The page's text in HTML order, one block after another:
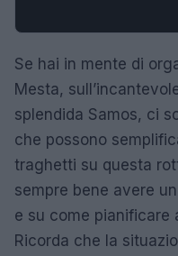
Se hai in mente di
Mesta,
splendida Samos, ci
che possono
traghetti su questa
sempre bene avere
e su come pianificare
Ricorda che la